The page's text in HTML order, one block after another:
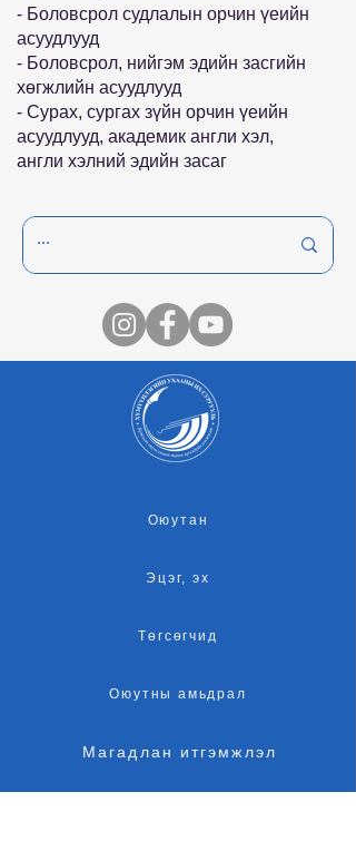
- Боловсрол судлалын орчин үеийн
асуудлууд
- Боловсрол, нийгэм эдийн засгийн
хөгжлийн асуудлууд
- Сурах, сургах зүйн орчин үеийн
асуудлууд, академик англи хэл,
англи хэлний эдийн засаг
Оюутан
Эцэг, эх
Төгсөгчид
Оюутны амьдрал
Магадлан итгэмжлэл